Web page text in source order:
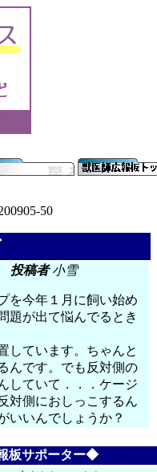
50
投稿者小雪
を今年１月に飼い始め
題が出て悩んでるとき
しています。ちゃんと
んです。でも反対側の
していて．．．ケージ
対側におしっこするん
いいんでしょうか？
板サポーター◆